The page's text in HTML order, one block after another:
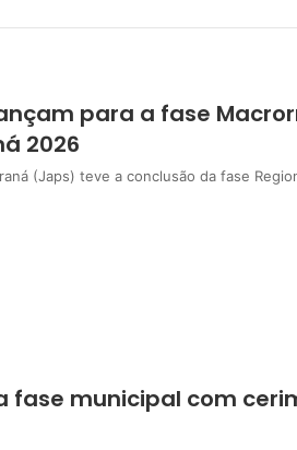
para a fase
2026
(Japs) teve a conclusão da fase
fase municipal com